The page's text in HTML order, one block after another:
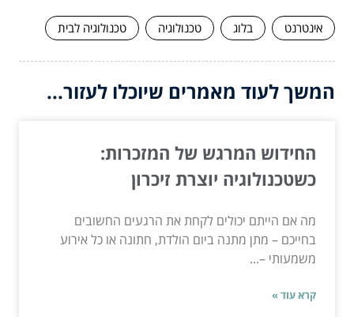
אינטרנט בלוג טכנולוגיה טכנולוגיה לבית
המשך לעוד מאמרים שיוכלו לעזור...
החידוש המרגש של המזכרות:
כשטכנולוגיה יוצרת זיכרון
מה אם הייתם יכולים לקחת את הרגעים החשובים
בחייכם – מתן מתנה ביום הולדת, חתונה או כל אירוע
משמעותי –...
קרא עוד »